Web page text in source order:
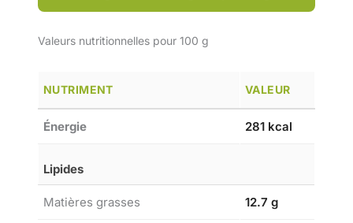
Valeurs nutritionnelles pour 100 g
NUTRIMENT VALEUR
Énergie 281 kcal
Lipides
Matières grasses 12.7 g